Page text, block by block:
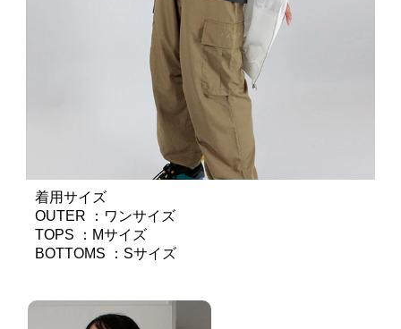
着用サイズ
OUTER ：ワンサイズ
TOPS ：Mサイズ
BOTTOMS ：Sサイズ